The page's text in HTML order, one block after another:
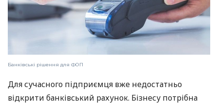
Банківські рішення для ФОП
Для сучасного підприємця вже недостатньо
відкрити банківський рахунок. Бізнесу потрібна